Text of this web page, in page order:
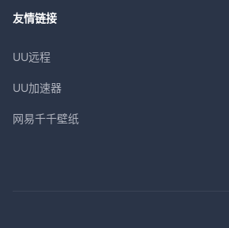
友情链接
UU远程
UU加速器
网易千千壁纸